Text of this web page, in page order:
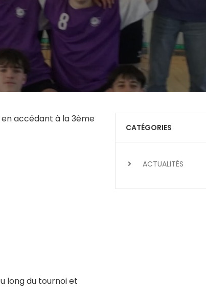
en accédant à la 3ème
long du tournoi et
CATÉGORIES
ACTUALITÉS